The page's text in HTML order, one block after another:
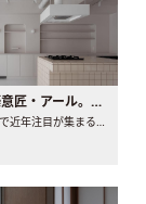
大注目の建築意匠・アール。人気の理由と空間に取り入れるポイント
リノベーションで近年注目が集まる建築意匠の一つであるアール..